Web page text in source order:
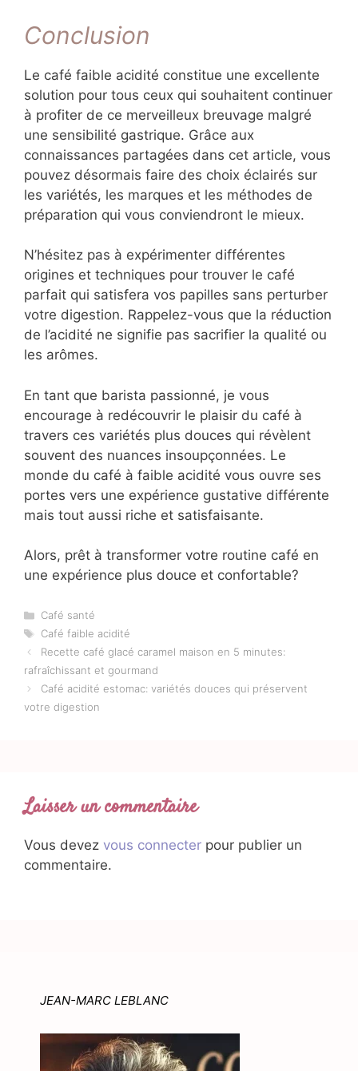
Conclusion
Le café faible acidité constitue une excellente
solution pour tous ceux qui souhaitent continuer
à profiter de ce merveilleux breuvage malgré
une sensibilité gastrique. Grâce aux
connaissances partagées dans cet article, vous
pouvez désormais faire des choix éclairés sur
les variétés, les marques et les méthodes de
préparation qui vous conviendront le mieux.
N’hésitez pas à expérimenter différentes
origines et techniques pour trouver le café
parfait qui satisfera vos papilles sans perturber
votre digestion. Rappelez-vous que la réduction
de l’acidité ne signifie pas sacrifier la qualité ou
les arômes.
En tant que barista passionné, je vous
encourage à redécouvrir le plaisir du café à
travers ces variétés plus douces qui révèlent
souvent des nuances insoupçonnées. Le
monde du café à faible acidité vous ouvre ses
portes vers une expérience gustative différente
mais tout aussi riche et satisfaisante.
Alors, prêt à transformer votre routine café en
une expérience plus douce et confortable?
Catégories
Café santé
Étiquettes
Café faible acidité
Recette café glacé caramel maison en 5 minutes:
rafraîchissant et gourmand
Café acidité estomac: variétés douces qui préservent
votre digestion
Laisser un commentaire
Vous devez vous connecter pour publier un
commentaire.
JEAN-MARC LEBLANC